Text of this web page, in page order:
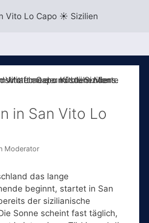
in San Vito Lo
Moderator
das lange
beginnt, startet in San
der sizilianische
Sonne scheint fast täglich,